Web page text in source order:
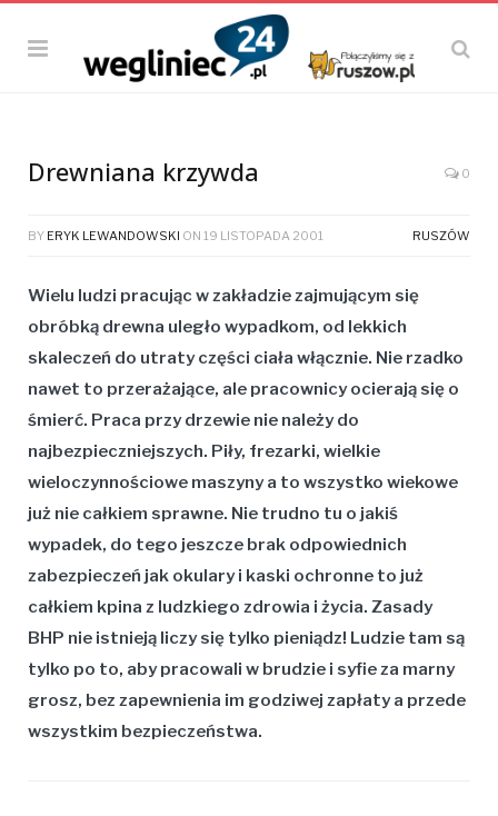
Drewniana krzywda 0
BY ERYK LEWANDOWSKI ON 19 LISTOPADA 2001 RUSZÓW
Wielu ludzi pracując w zakładzie zajmującym się
obróbką drewna uległo wypadkom, od lekkich
skaleczeń do utraty części ciała włącznie. Nie rzadko
nawet to przerażające, ale pracownicy ocierają się o
śmierć. Praca przy drzewie nie należy do
najbezpieczniejszych. Piły, frezarki, wielkie
wieloczynnościowe maszyny a to wszystko wiekowe
już nie całkiem sprawne. Nie trudno tu o jakiś
wypadek, do tego jeszcze brak odpowiednich
zabezpieczeń jak okulary i kaski ochronne to już
całkiem kpina z ludzkiego zdrowia i życia. Zasady
BHP nie istnieją liczy się tylko pieniądz! Ludzie tam są
tylko po to, aby pracowali w brudzie i syfie za marny
grosz, bez zapewnienia im godziwej zapłaty a przede
wszystkim bezpieczeństwa.